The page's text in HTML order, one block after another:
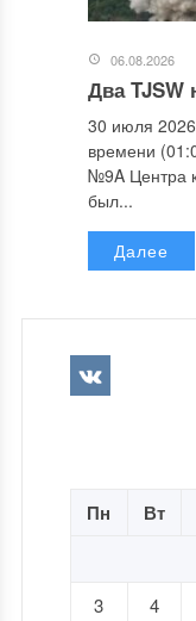
06.08.2026
Два TJSW
30 июля
времени
№9A Центра
был...
Далее
Пн Вт
3
4